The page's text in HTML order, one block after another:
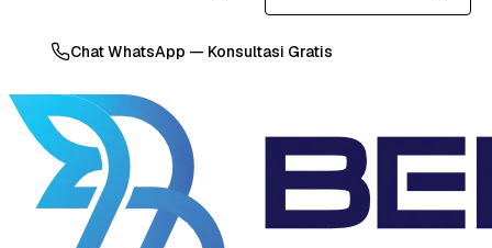
Chat WhatsApp — Konsultasi Gratis